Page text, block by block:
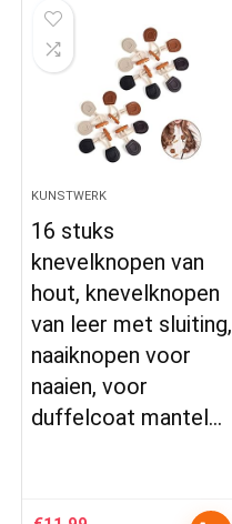
KUNSTWERK
16 stuks
knevelknopen van
hout, knevelknopen
van leer met sluiting,
naaiknopen voor
naaien, voor
duffelcoat mantel…